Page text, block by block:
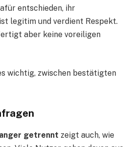
entschieden, ihr
legitim und verdient Respekt.
aber keine voreiligen
wichtig, zwischen bestätigten
getrennt zeigt auch, wie